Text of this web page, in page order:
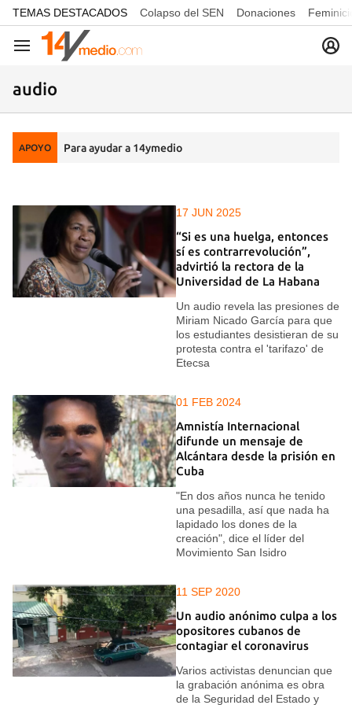
common.go-to-content
TEMAS DESTACADOS Colapso del SEN Donaciones
Navegación
audio
APOYO Para ayudar a 14ymedio
17 JUN 2025
“Si es una huelga, entonces
sí es contrarrevolución”,
advirtió la rectora de la
Universidad de La Habana
Un audio revela las presiones de
Miriam Nicado García para que
los estudiantes desistieran de su
protesta contra el 'tarifazo' de
Etecsa
01 FEB 2024
Amnistía Internacional
difunde un mensaje de
Alcántara desde la prisión en
Cuba
"En dos años nunca he tenido
una pesadilla, así que nada ha
lapidado los dones de la
creación", dice el líder del
Movimiento San Isidro
11 SEP 2020
Un audio anónimo culpa a los
opositores cubanos de
contagiar el coronavirus
Varios activistas denuncian que
la grabación anónima es obra
de la Seguridad del Estado y